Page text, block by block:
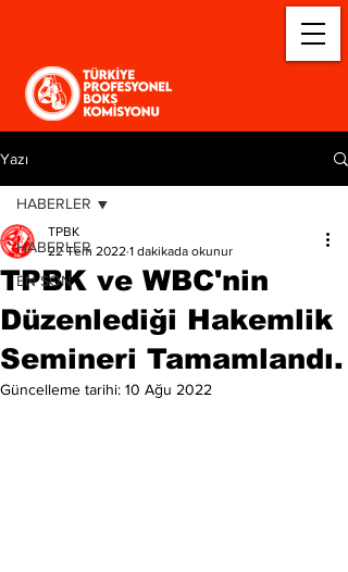
Yazı
HABERLER
EN SON
HABERLER
TPBK ve WBC'nin
Düzenlediği Hakemlik
Semineri Tamamlandı.
TPBK
22 Tem 2022 1 dakikada okunur
Güncelleme tarihi: 10 Ağu 2022